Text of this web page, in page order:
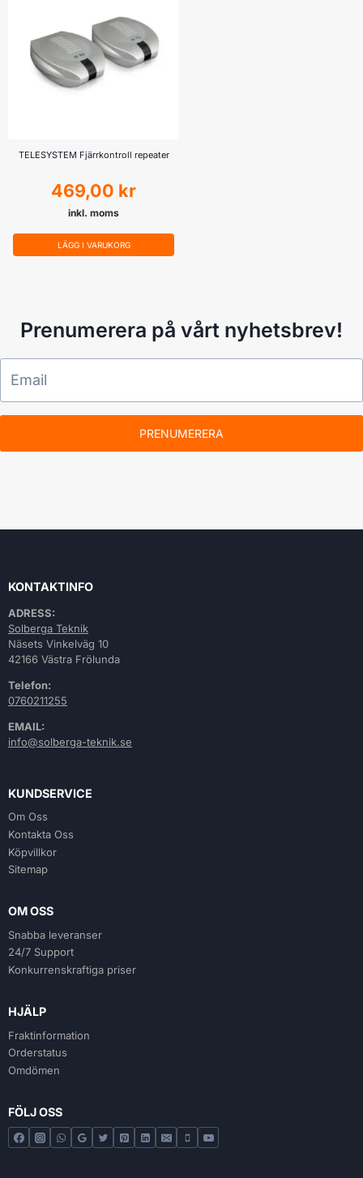
TELESYSTEM Fjärrkontroll repeater
469,00 kr
inkl. moms
LÄGG I VARUKORG
Prenumerera på vårt nyhetsbrev!
PRENUMERERA
KONTAKTINFO
ADRESS:
Solberga Teknik
Näsets Vinkelväg 10
42166 Västra Frölunda
Telefon:
0760211255
EMAIL:
info@solberga-teknik.se
KUNDSERVICE
Om Oss
Kontakta Oss
Köpvillkor
Sitemap
OM OSS
Snabba leveranser
24/7 Support
Konkurrenskraftiga priser
HJÄLP
Fraktinformation
Orderstatus
Omdömen
FÖLJ OSS